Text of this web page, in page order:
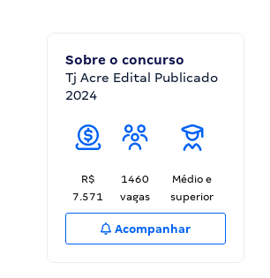
Sobre o concurso
Tj Acre Edital Publicado
2024
R$
7.571
1460
vagas
Médio e
superior
Acompanhar